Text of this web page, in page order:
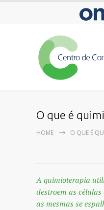
O que é
HOME O QUE É
A quimioterapia
destroem as
as mesmas se